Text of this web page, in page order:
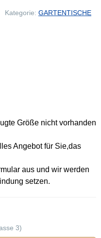
Kategorie: GARTENTISCHE
Größe nicht vorhanden
Angebot für Sie,das
aus und wir werden
setzen.
3)